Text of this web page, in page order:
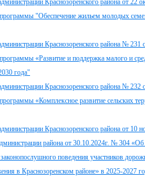
Краснозоренского района от
"Обеспечение жильем молодых
Краснозоренского района №
«Развитие и поддержка малого и
года"
Краснозоренского района №
«Комплексное развитие сельских
Краснозоренского района от
района от 30.10.2024г. № 304
поведения участников
в Краснозоренском районе» в 2025-2027